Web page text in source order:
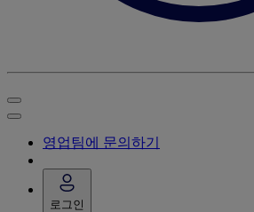
영업팀에 문의하기
로그인